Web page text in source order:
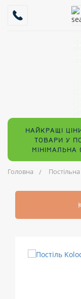
НАЙКРАЩІ
ТОВАРИ У
Головна